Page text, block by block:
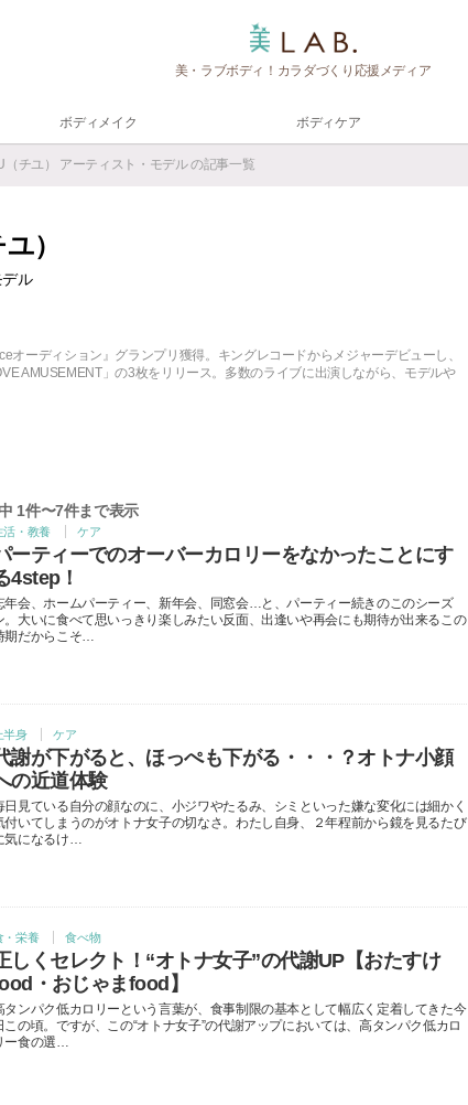
美・ラブボディ！カラダづくり応援メディア
ボディメイク ボディケア
（チユ） アーティスト・モデル の記事一覧
）
ル
オーディション』グランプリ獲得。キングレコードからメジャーデビューし、
AMUSEMENT」の3枚をリリース。多数のライブに出演しながら、モデルや
1件〜7件まで表示
活・教養 ケア
ーティーでのオーバーカロリーをなかったことにす
4step！
年会、ホームパーティー、新年会、同窓会…と、パーティー続きのこのシーズ
。大いに食べて思いっきり楽しみたい反面、出逢いや再会にも期待が出来るこの
期だからこそ…
半身 ケア
謝が下がると、ほっぺも下がる・・・？オトナ小顔
の近道体験
日見ている自分の顔なのに、小ジワやたるみ、シミといった嫌な変化には細かく
付いてしまうのがオトナ女子の切なさ。わたし自身、２年程前から鏡を見るたび
気になるけ…
・栄養 食べ物
しくセレクト！“オトナ女子”の代謝UP【おたすけ
・おじゃまfood】
タンパク低カロリーという言葉が、食事制限の基本として幅広く定着してきた今
この頃。ですが、この“オトナ女子”の代謝アップにおいては、高タンパク低カロ
ー食の選…